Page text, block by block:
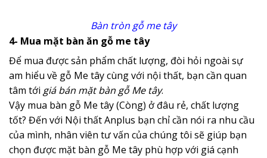
Bàn tròn gỗ me tây
4- Mua mặt bàn ăn gỗ me tây
Để mua được sản phẩm chất lượng, đòi hỏi ngoài sự
am hiểu về gỗ Me tây cùng với nội thất, bạn cần quan
tâm tới giá bán mặt bàn gỗ Me tây.
Vậy mua bàn gỗ Me tây (Còng) ở đâu rẻ, chất lượng
tốt? Đến với Nội thất Anplus bạn chỉ cần nói ra nhu cầu
của mình, nhân viên tư vấn của chúng tôi sẽ giúp bạn
chọn được mặt bàn gỗ Me tây phù hợp với giá cạnh